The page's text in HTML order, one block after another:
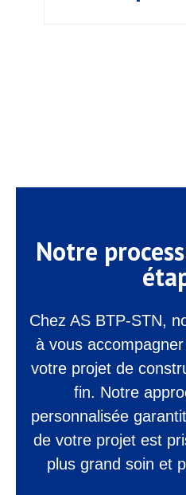
Notre
Chez AS BTP-STN,
à vous
votre projet de
fin. Notre
personnalisée
de votre projet est
plus grand soin et